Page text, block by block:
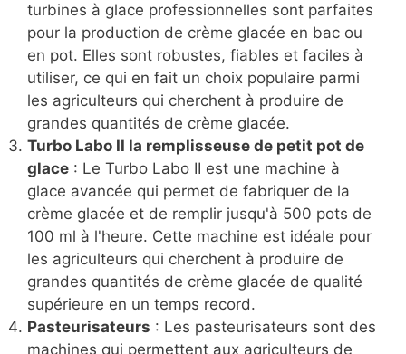
turbines à glace professionnelles sont parfaites
pour la production de crème glacée en bac ou
en pot. Elles sont robustes, fiables et faciles à
utiliser, ce qui en fait un choix populaire parmi
les agriculteurs qui cherchent à produire de
grandes quantités de crème glacée.
Turbo Labo II la remplisseuse de petit pot de
glace : Le Turbo Labo II est une machine à
glace avancée qui permet de fabriquer de la
crème glacée et de remplir jusqu'à 500 pots de
100 ml à l'heure. Cette machine est idéale pour
les agriculteurs qui cherchent à produire de
grandes quantités de crème glacée de qualité
supérieure en un temps record.
Pasteurisateurs : Les pasteurisateurs sont des
machines qui permettent aux agriculteurs de